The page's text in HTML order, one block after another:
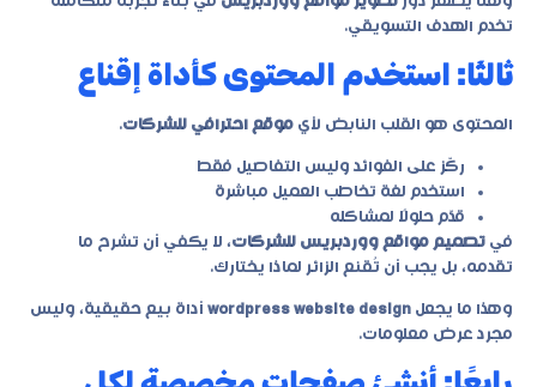
تخدم الهدف التسويقي.
ثالثًا: استخدم المحتوى كأداة إقناع
المحتوى هو القلب النابض لأي موقع احترافي للشركات.
ركّز على الفوائد وليس التفاصيل فقط
استخدم لغة تخاطب العميل مباشرة
قدّم حلولًا لمشاكله
في تصميم مواقع ووردبريس للشركات، لا يكفي أن تشرح ما
تقدمه، بل يجب أن تُقنع الزائر لماذا يختارك.
وهذا ما يجعل wordpress website design أداة بيع حقيقية، وليس
مجرد عرض معلومات.